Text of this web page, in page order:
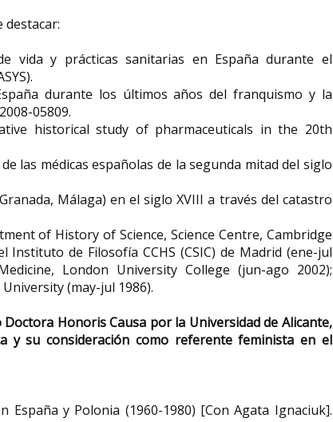
destacar:
vida y prácticas sanitarias en España durante el
durante los últimos años del franquismo y la
05809.
historical study of pharmaceuticals in the 20th
las médicas españolas de la segunda mitad del siglo
Málaga) en el siglo XVIII a través del catastro
of History of Science, Science Centre, Cambridge
Instituto de Filosofía CCHS (CSIC) de Madrid (ene-jul
London University College (jun-ago 2002);
(may-jul 1986).
Honoris Causa por la Universidad de Alicante,
y su consideración como referente feminista en el
España y Polonia (1960-1980) [Con Agata Ignaciuk].